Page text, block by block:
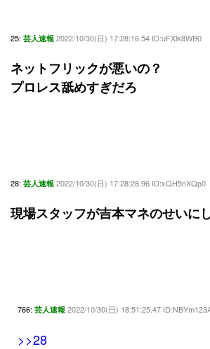
25: 芸人速報 2022/10/30(日) 17:28:16.54 ID:uFXlk8WB0
ネットフリックが悪いの？
プロレス舐めすぎだろ
28: 芸人速報 2022/10/30(日) 17:28:28.96 ID:xQH5nXQp0
現場スタッフが吉本マネのせいに
766: 芸人速報 2022/10/30(日) 18:51:25.47
>>28